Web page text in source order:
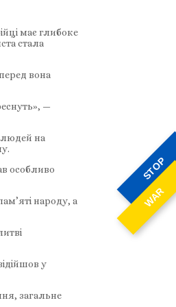
STOP
WAR
має глибоке
стала
вона
—
людей на
особливо
народу, а
у
загальне